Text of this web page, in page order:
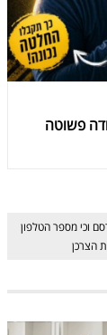
פשוטה
וכי מספר הטלפון
הצרכן